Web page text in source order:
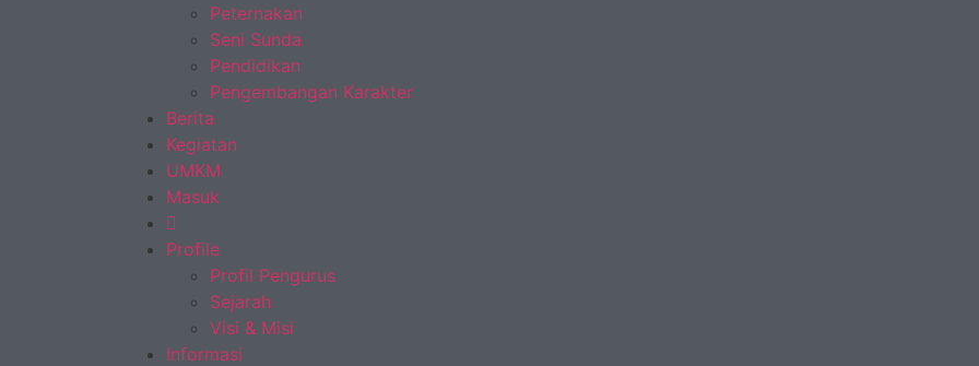
Peternakan
Seni Sunda
Pendidikan
Pengembangan Karakter
Berita
Kegiatan
UMKM
Masuk
Profile
Profil Pengurus
Sejarah
Visi & Misi
Informasi